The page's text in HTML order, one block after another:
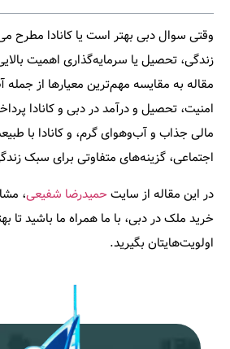
وقتی سوالدبی بهتر است یا کانادا مطرح
زندگی، تحصیل یا سرمایه‌گذاری اهمیت
مقاله به مقایسه مهم‌ترین معیارها از جمله
امنیت، تحصیل و درآمد در دبی و کانادا
مالی جذاب و آب‌وهوای گرم، و کانادا با
اجتماعی، گزینه‌های متفاوتی برای سبک
در این مقاله از سایتحمیدرضا شفیعی،
خرید ملک در دبی، با ما همراه ما باشید تا
اولویت‌هایتان بگیرید.